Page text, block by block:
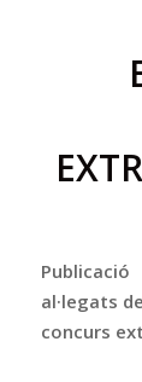
al·legats
concurs